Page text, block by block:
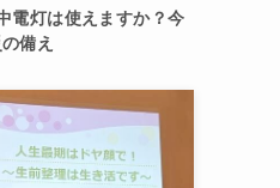
電灯は使えますか？今
備え